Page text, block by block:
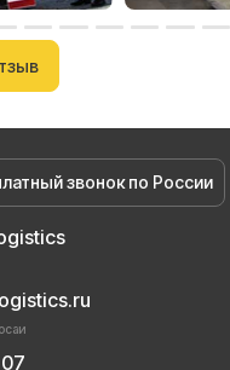
звонок по России